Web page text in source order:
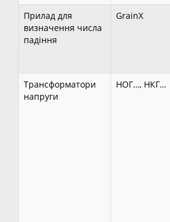
Прилад для
визначення числа
падіння
GrainX
Трансформатори
напруги
НОГ…, НКГ…